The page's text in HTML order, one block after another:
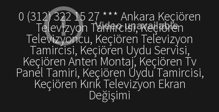
0 (312) 322 15 27 *** Ankara Keçiören
Televizyon Tamircisi, Keçiören
Televizyoncu, Keçiören Televizyon
Tamircisi, Keçiören Uydu Servisi,
Keçiören Anten Montaj, Keçiören Tv
Panel Tamiri, Keçiören Uydu Tamircisi,
Keçiören Kırık Televizyon Ekran
Değişimi